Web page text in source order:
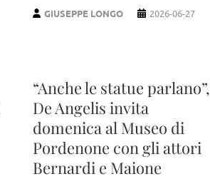
GIUSEPPE LONGO 2026-06-27
“Anche le statue parlano”,
De Angelis invita
domenica al Museo di
Pordenone con gli attori
Bernardi e Maione